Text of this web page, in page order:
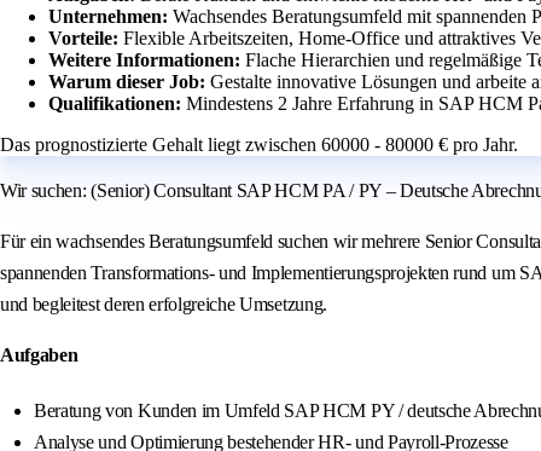
Unternehmen: Wachsendes Beratungsumfeld mit spannenden
Vorteile: Flexible Arbeitszeiten, Home-Office und attraktives
Weitere Informationen: Flache Hierarchien und regelmäßige
Warum dieser Job: Gestalte innovative Lösungen und arbeite
Qualifikationen: Mindestens 2 Jahre Erfahrung in SAP HCM
Das prognostizierte Gehalt liegt zwischen 60000 - 80000 € pro Jahr.
Wir suchen: (Senior) Consultant SAP HCM PA / PY – Deutsche
Für ein wachsendes Beratungsumfeld suchen wir mehrere Senior
spannenden Transformations- und Implementierungsprojekten rund um
und begleitest deren erfolgreiche Umsetzung.
Aufgaben
Beratung von Kunden im Umfeld SAP HCM PY / deutsche
Analyse und Optimierung bestehender HR- und Payroll-Prozesse